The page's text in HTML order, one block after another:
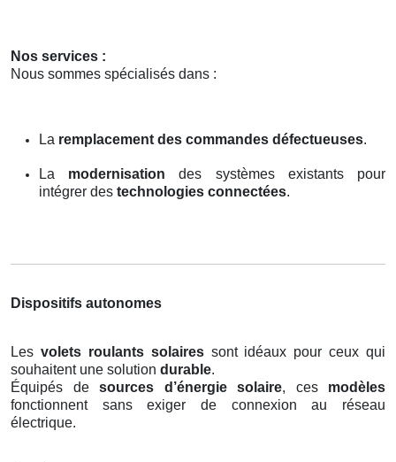
Nos services :
Nous sommes spécialisés dans :
La remplacement des commandes défectueuses.
La modernisation des systèmes existants pour
intégrer des technologies connectées.
Dispositifs autonomes
Les volets roulants solairessont idéaux pour ceux qui
souhaitent une solution durable.
Équipés de sources d’énergie solaire, ces modèles
fonctionnent sans exiger de connexion au réseau
électrique.